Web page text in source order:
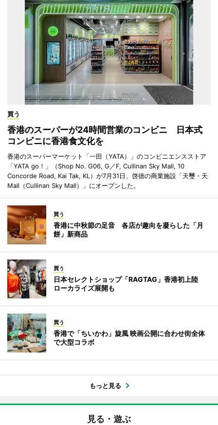
買う
香港のスーパーが24時間営業のコンビニ 日本式
コンビニに香港食文化を
香港のスーパーマーケット「一田（YATA）」のコンビニエンスストア
「YATA go！」（Shop No. G06, G／F, Cullinan Sky Mall, 10
Concorde Road, Kai Tak, KL）が7月31日、啓徳の商業施設「天璽・天
Mall（Cullinan Sky Mall）」にオープンした。
買う
香港に中秋節の足音 各店が趣向を凝らした「月
餅」新商品
買う
日本セレクトショップ「RAGTAG」香港初上陸
ローカライズ展開も
買う
香港で「ちいかわ」旋風 映画公開に合わせ街全体
で大型コラボ
もっと見る
見る・遊ぶ